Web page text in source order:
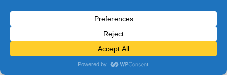
© Alain Bidart (2026) - Tous droits réservés
FIÈREMENT PROPULSÉ PARPARABOLA